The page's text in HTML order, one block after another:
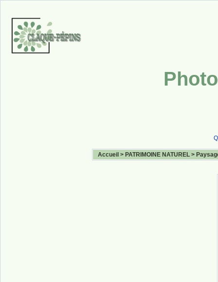
Accueil > PATRIMOINE NATUREL >